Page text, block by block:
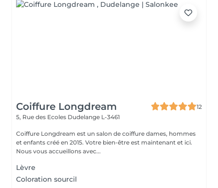
Coiffure Longdream
12
5, Rue des Ecoles Dudelange L-3461
Coiffure Longdream est un salon de coiffure dames, hommes
et enfants créé en 2015. Votre bien-être est maintenant et ici.
Nous vous accueillons avec...
Lèvre
Coloration sourcil